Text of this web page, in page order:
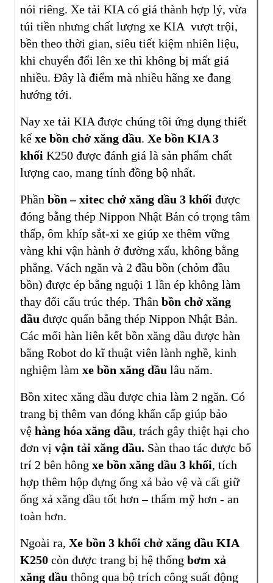
nói riêng. Xe tải KIA có giá thành hợp lý, vừa
túi tiền nhưng chất lượng xe KIA vượt trội,
bền theo thời gian, siêu tiết kiệm nhiên liệu,
khi chuyển đổi lên xe thì không bị mất giá
nhiều. Đây là điểm mà nhiều hãng xe đang
hướng tới.
Nay xe tải KIA được chúng tôi ứng dụng thiết
kếxe bồn chở xăng dầu. Xe bồn KIA 3
khối K250 được đánh giá là sản phẩm chất
lượng cao, mang tính đồng bộ nhất.
Phần bồn – xitec chở xăng dầu 3 khối được
đóng bằng thép Nippon Nhật Bản có trọng tâm
thấp, ôm khíp sắt-xi xe giúp xe thêm vững
vàng khi vận hành ở đường xấu, không bằng
phẳng. Vách ngăn và 2 đầu bồn (chỏm đầu
bồn) được ép bằng nguội 1 lần ép không làm
thay đổi cấu trúc thép. Thân bồn chở xăng
dầu được quấn bằng thép Nippon Nhật Bản.
Các mối hàn liên kết bồn xăng dầu được hàn
bằng Robot do kĩ thuật viên lành nghề, kinh
nghiệm làm xe bồn xăng dầu lâu năm.
Bồn xitec xăng dầu được chia làm 2 ngăn. Có
trang bị thêm van đóng khẩn cấp giúp bảo
vệ hàng hóa xăng dầu, trách gây thiệt hại cho
đơn vị vận tải xăng dầu. Sàn thao tác được bố
trí 2 bên hông xe bồn xăng dầu 3 khối, tích
hợp thêm hộp đựng ống xả bảo vệ và cất giữ
ống xả xăng dầu tốt hơn – thẩm mỹ hơn - an
toàn hơn.
Ngoài ra, Xe bồn 3 khối chở xăng dầu KIA
K250 còn được trang bị hệ thống bơm xả
xăng dầu thông qua bộ trích công suất động